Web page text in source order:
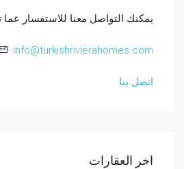
يمكنك التواصل معنا للاستفسار عما
info@turkishrivierahomes.com
اتصل بنا
اخر العقارات